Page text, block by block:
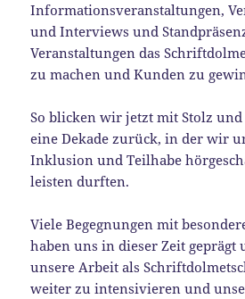
Informationsveranstaltungen,
und Interviews und
Veranstaltungen das
zu machen und Kunden zu
So blicken wir jetzt mit Stolz
eine Dekade zurück, in der wir
Inklusion und Teilhabe
leisten durften.
Viele Begegnungen mit
haben uns in dieser Zeit
unsere Arbeit als
weiter zu intensivieren und